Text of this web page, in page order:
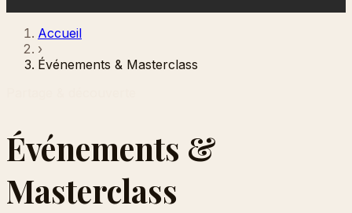
Accueil
›
Événements & Masterclass
Événements &
Masterclass